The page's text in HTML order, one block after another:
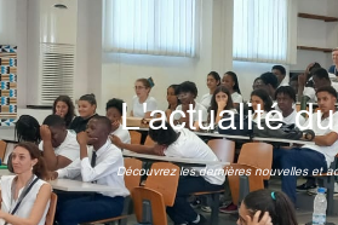
L'actualité
Découvrez les dernières nouvelles et